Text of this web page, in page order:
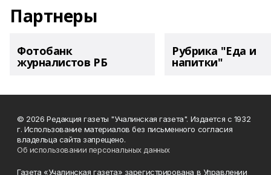
Партнеры
Фотобанк
журналистов РБ
Рубрика "Еда и
напитки"
© 2026 Редакция газеты "Учалинская газета". Издается с 1932
г. Использование материалов без письменного согласия
владельца сайта запрещено.
Об использовании персональных данных
Газета «Учалинская газета» зарегистрирована в Управлении